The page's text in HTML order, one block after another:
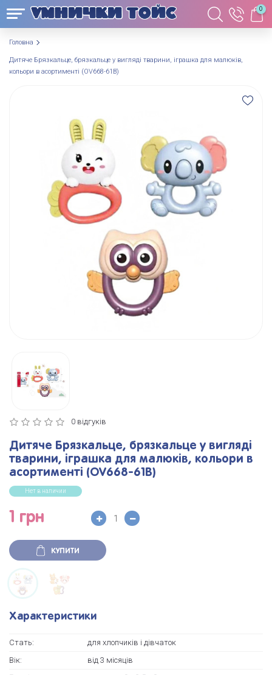
0
Головна
Дитяче Брязкальце, брязкальце у вигляді тварини, іграшка для малюків,
кольори в асортименті (OV668-61B)
0 відгуків
Дитяче Брязкальце, брязкальце у вигляді
тварини, іграшка для малюків, кольори в
асортименті (OV668-61B)
Нет в наличии
1 грн
КУПИТИ
Характеристики
Стать:
для хлопчиків і дівчаток
Вік:
від 3 місяців